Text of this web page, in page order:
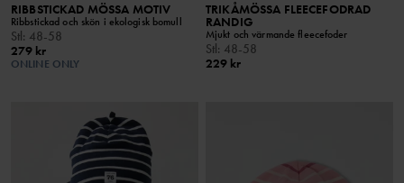
RIBBSTICKAD MÖSSA MOTIV
Ribbstickad och skön i ekologisk bomull
Stl : 48-58
279 kr
ONLINE ONLY
TRIKÅMÖSSA FLEECEFODRAD
RANDIG
Mjukt och värmande fleecefoder
Stl : 48-58
229 kr